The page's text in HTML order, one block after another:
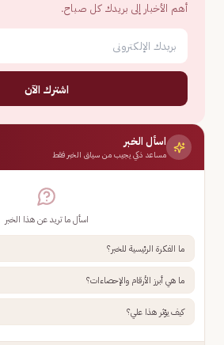
أهم الأخبار إلى بريدك كل صباح.
اشترك الآن
اسأل الخبر
مساعد ذكي يجيب من سياق الخبر فقط
اسأل ما تريد عن هذا الخبر
ما الفكرة الرئيسية للخبر؟
ما هي أبرز الأرقام والإحصاءات؟
كيف يؤثر هذا علي؟